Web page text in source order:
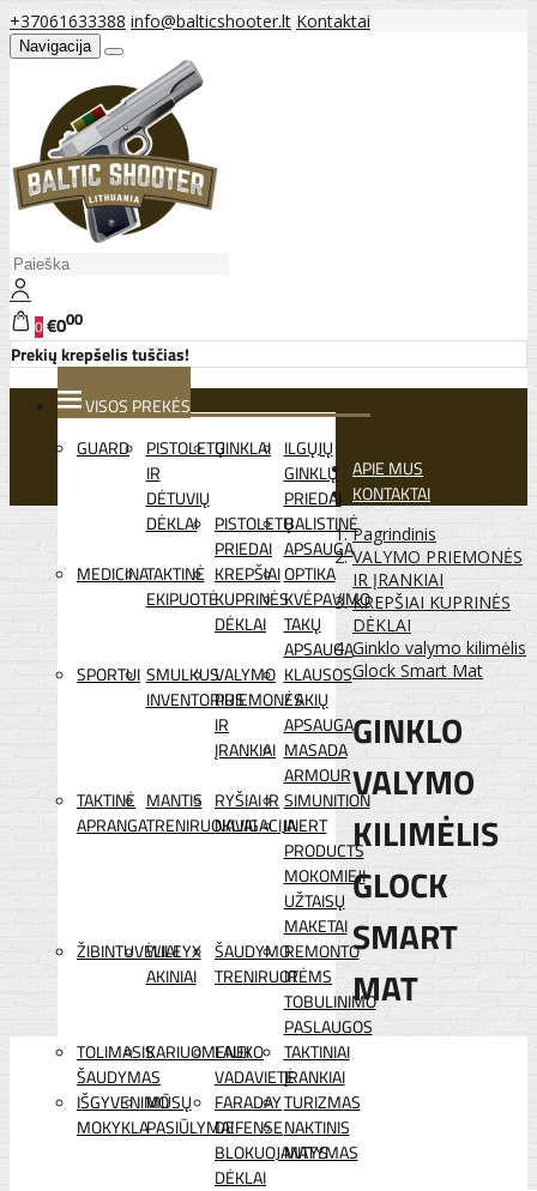
+37061633388 info@balticshooter.lt Kontaktai
Navigacija
0€000
Prekių krepšelis tuščias!
VISOS PREKĖS
GUARD
PISTOLETŲ
IR
DĖTUVIŲ
DĖKLAI
GINKLAI ILGŲJŲ
GINKLŲ
PRIEDAI
PISTOLETŲ
PRIEDAI
BALISTINĖ
APSAUGA
MEDICINATAKTINĖ
EKIPUOTĖ
KREPŠIAI
KUPRINĖS
DĖKLAI
OPTIKA
KVĖPAVIMO
TAKŲ
APSAUGA
SPORTUI SMULKUS
INVENTORIUS
VALYMO
PRIEMONĖS
IR
ĮRANKIAI
KLAUSOS
/ AKIŲ
APSAUGA
MASADA
ARMOUR
TAKTINĖ
APRANGA
MANTIS
TRENIRUOKLIAI
RYŠIAI IR
NAVIGACIJA
SIMUNITION
INERT
PRODUCTS
MOKOMIEJI
UŽTAISŲ
MAKETAI
ŽIBINTUVĖLIAI
WILEYX
AKINIAI
ŠAUDYMO
TRENIRUOTĖMS
REMONTO
IR
TOBULINIMO
PASLAUGOS
TOLIMASIS
ŠAUDYMAS
KARIUOMENEI
LAUKO
VADAVIETĖ
TAKTINIAI
ĮRANKIAI
IŠGYVENIMO
MOKYKLA
MŪSŲ
PASIŪLYMAI
FARADAY
DEFENSE
BLOKUOJANTYS
DĖKLAI
TURIZMAS
NAKTINIS
MATYMAS
APIE MUS
KONTAKTAI
Pagrindinis
VALYMO PRIEMONĖS
IR ĮRANKIAI
KREPŠIAI KUPRINĖS
DĖKLAI
Ginklo valymo kilimėlis
Glock Smart Mat
GINKLO
VALYMO
KILIMĖLIS
GLOCK
SMART
MAT